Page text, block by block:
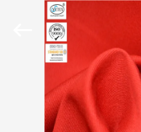
MAISON
PRODUITS
Textiles&Garments